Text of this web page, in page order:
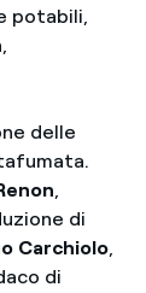
potabili,
delle
,
di
Carchiolo,
di